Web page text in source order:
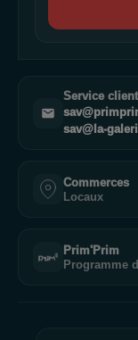
Service client
sav@la-
Commerces
Locaux
Prim'Prim
Programme